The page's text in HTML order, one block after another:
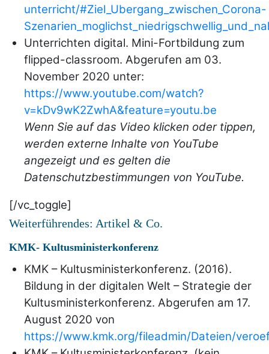
unterricht/#Ziel_Ubergang_zwischen_Corona-
Unterrichten digital. Mini-Fortbildung zum
flipped-classroom. Abgerufen am 03.
November 2020 unter:
https://www.youtube.com/watch?
v=kDv9wK2ZwhA&feature=youtu.be
Wenn Sie auf das Video klicken oder tippen,
werden externe Inhalte von YouTube
angezeigt und es gelten die
Datenschutzbestimmungen von YouTube.
[/vc_toggle]
Weiterführendes: Artikel & Co.
KMK- Kultusministerkonferenz
KMK – Kultusministerkonferenz. (2016).
Bildung in der digitalen Welt – Strategie der
Kultusministerkonferenz. Abgerufen am 17.
August 2020 von
https://www.kmk.org/fileadmin/Dateien/